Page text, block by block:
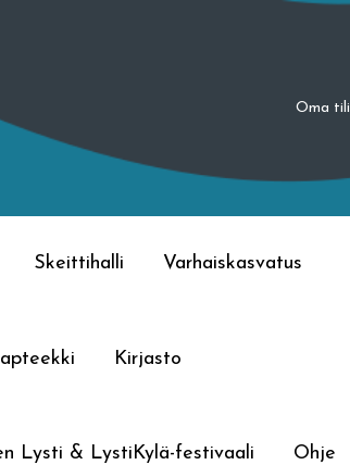
Oma tili
Skeittihalli Varhaiskasvatus
Kirjasto
Lysti & LystiKylä-festivaali Ohje